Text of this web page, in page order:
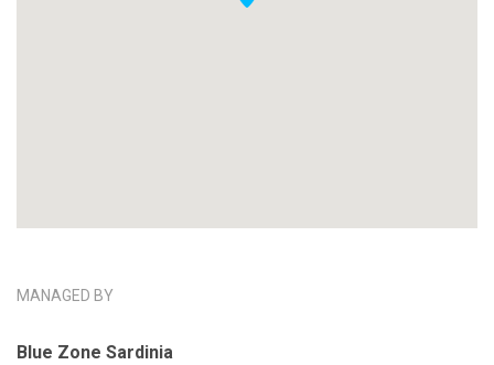
MANAGED BY
Blue Zone Sardinia